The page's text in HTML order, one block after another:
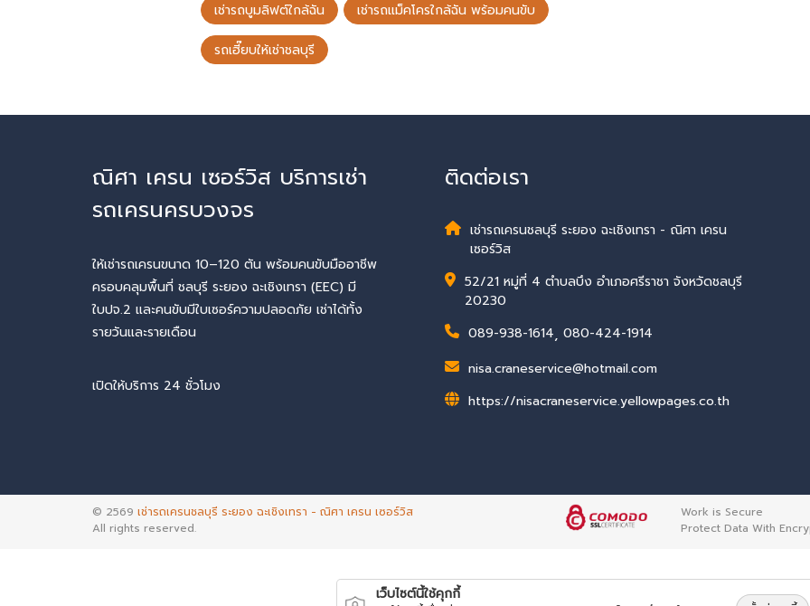
เช่ารถบูมลิฟต์ใกล้ฉัน เช่ารถแม็คโครใกล้ฉัน พร้อมคนขับ
รถเฮี๊ยบให้เช่าชลบุรี
ณิศา เครน เซอร์วิส บริการเช่า
รถเครนครบวงจร
ให้เช่ารถเครนขนาด 10–120 ตัน พร้อมคนขับมืออาชีพ
ครอบคลุมพื้นที่ ชลบุรี ระยอง ฉะเชิงเทรา (EEC) มี
ใบปจ.2 และคนขับมีใบเซอร์ความปลอดภัย เช่าได้ทั้ง
รายวันและรายเดือน
เปิดให้บริการ 24 ชั่วโมง
ติดต่อเรา
เช่ารถเครนชลบุรี ระยอง ฉะเชิงเทรา - ณิศา เครน
เซอร์วิส
52/21 หมู่ที่ 4 ตำบลบึง อำเภอศรีราชา จังหวัดชลบุรี
20230
089-938-1614, 080-424-1914
nisa.craneservice@hotmail.com
https://nisacraneservice.yellowpages.co.th
© 2569 เช่ารถเครนชลบุรี ระยอง ฉะเชิงเทรา - ณิศา เครน เซอร์วิส
All rights reserved.
Work is Secure
Protect Data With
เว็บไซต์นี้ใช้คุกกี้